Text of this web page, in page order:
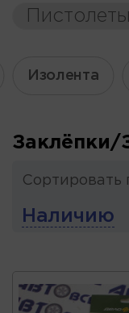
Пистолеты
Изолента
Заклёпки/
Сортировать
Наличию